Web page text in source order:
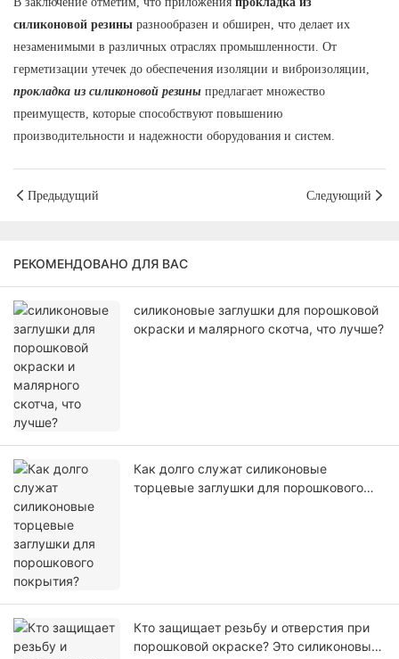
силиконовой резины разнообразен и обширен, что делает их
незаменимыми в различных отраслях промышленности. От
герметизации утечек до обеспечения изоляции и виброизоляции,
прокладка из силиконовой резины предлагает множество
преимуществ, которые способствуют повышению
производительности и надежности оборудования и систем.
Предыдущий Следующий
РЕКОМЕНДОВАНО ДЛЯ ВАС
силиконовые заглушки для порошковой
окраски и малярного скотча, что лучше?
Как долго служат силиконовые
торцевые заглушки для порошкового
Кто защищает резьбу и отверстия при
порошковой окраске? Это силиконовые